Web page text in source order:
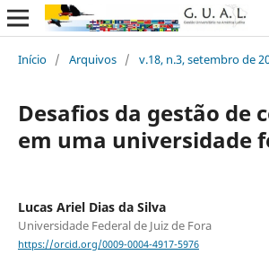
Início / Arquivos / v.18, n.3, setembro de
Desafios da gestão de
em uma universidade
Lucas Ariel Dias da Silva
Universidade Federal de Juiz de Fora
https://orcid.org/0009-0004-4917-5976